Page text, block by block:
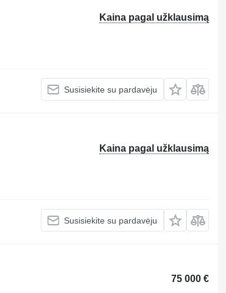
Kaina pagal užklausimą
Susisiekite su pardavėju
Kaina pagal užklausimą
Susisiekite su pardavėju
75 000 €